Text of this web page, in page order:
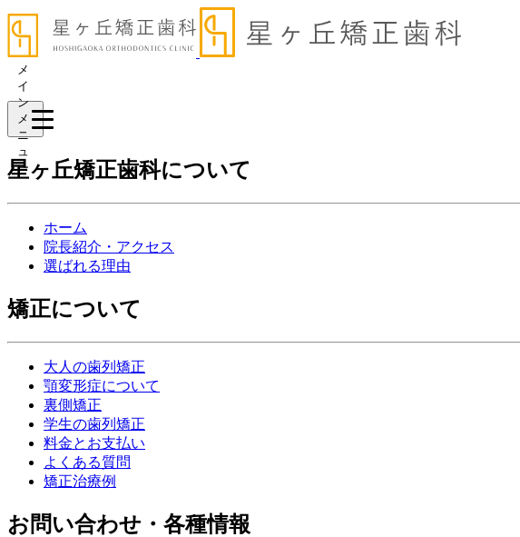
メ
イ
ン
メ
ニ
ュ
ー
星ヶ丘矯正歯科について
ホーム
院長紹介・アクセス
選ばれる理由
矯正について
大人の歯列矯正
顎変形症について
裏側矯正
学生の歯列矯正
料金とお支払い
よくある質問
矯正治療例
お問い合わせ・各種情報